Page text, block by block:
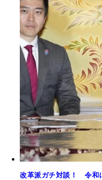
改革派ガチ対談！ 令和